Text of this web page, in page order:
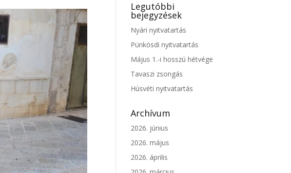
Legutóbbi
bejegyzések
Nyári nyitvatartás
Pünkösdi nyitvatartás
Május 1.-i hosszú hétvége
Tavaszi zsongás
Húsvéti nyitvatartás
Archívum
2026. június
2026. május
2026. április